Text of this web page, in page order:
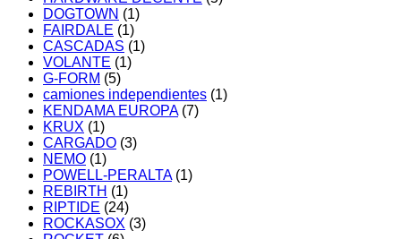
DOGTOWN (1)
FAIRDALE (1)
CASCADAS (1)
VOLANTE (1)
G-FORM (5)
camiones independientes (1)
KENDAMA EUROPA (7)
KRUX (1)
CARGADO (3)
NEMO (1)
POWELL-PERALTA (1)
REBIRTH (1)
RIPTIDE (24)
ROCKASOX (3)